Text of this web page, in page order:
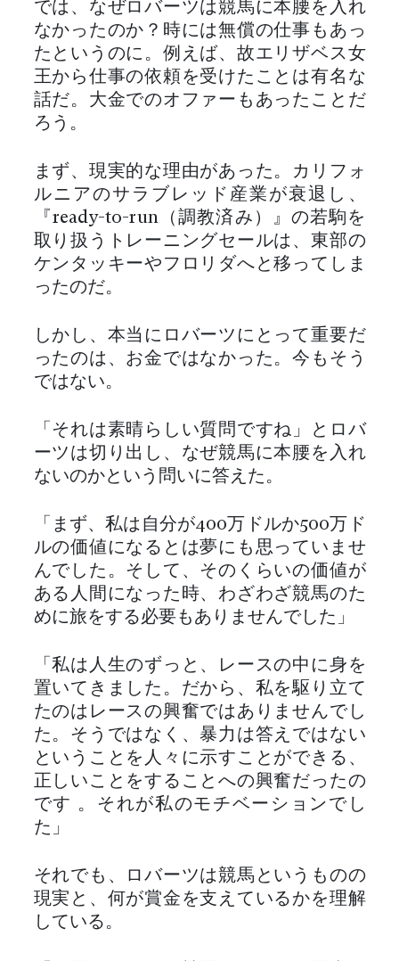
では、なぜロバーツは競馬に本腰を入れ
なかったのか？時には無償の仕事もあっ
たというのに。例えば、故エリザベス女
王から仕事の依頼を受けたことは有名な
話だ。大金でのオファーもあったことだ
ろう。
まず、現実的な理由があった。カリフォ
ルニアのサラブレッド産業が衰退し、
『ready-to-run（調教済み）』の若駒を
取り扱うトレーニングセールは、東部の
ケンタッキーやフロリダへと移ってしま
ったのだ。
しかし、本当にロバーツにとって重要だ
ったのは、お金ではなかった。今もそう
ではない。
「それは素晴らしい質問ですね」とロバ
ーツは切り出し、なぜ競馬に本腰を入れ
ないのかという問いに答えた。
「まず、私は自分が400万ドルか500万ド
ルの価値になるとは夢にも思っていませ
んでした。そして、そのくらいの価値が
ある人間になった時、わざわざ競馬のた
めに旅をする必要もありませんでした」
「私は人生のずっと、レースの中に身を
置いてきました。だから、私を駆り立て
たのはレースの興奮ではありませんでし
た。そうではなく、暴力は答えではない
ということを人々に示すことができる、
正しいことをすることへの興奮だったの
です 。それが私のモチベーションでし
た」
それでも、ロバーツは競馬というものの
現実と、何が賞金を支えているかを理解
している。